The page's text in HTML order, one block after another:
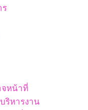
ร
จหน้าที่
ริหารงาน